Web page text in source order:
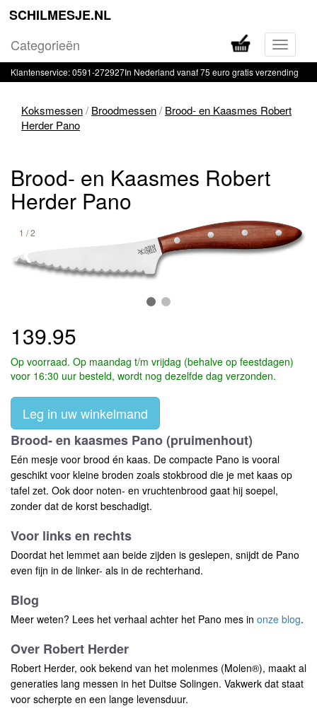
SCHILMESJE.NL
in-
of
Categorieën
Klantenservice: 0591-272927In Nederland vanaf 75 euro gratis verzending
Koksmessen/ Broodmessen/ Brood- en Kaasmes Robert
Herder Pano
Brood- en Kaasmes Robert
Herder Pano
1 / 2
❮ ❯
139.95
Op voorraad. Op maandag t/m vrijdag (behalve op feestdagen)
voor 16:30 uur besteld, wordt nog dezelfde dag verzonden.
Leg in uw winkelmand
Brood- en kaasmes Pano (pruimenhout)
Eén mesje voor brood én kaas. De compacte Pano is vooral
geschikt voor kleine broden zoals stokbrood die je met kaas op
tafel zet. Ook door noten- en vruchtenbrood gaat hij soepel,
zonder dat de korst beschadigt.
Voor links en rechts
Doordat het lemmet aan beide zijden is geslepen, snijdt de Pano
even fijn in de linker- als in de rechterhand.
Blog
Meer weten? Lees het verhaal achter het Pano mes in onze blog.
Over Robert Herder
Robert Herder, ook bekend van het molenmes (Molen®), maakt al
generaties lang messen in het Duitse Solingen. Vakwerk dat staat
voor scherpte en een lange levensduur.